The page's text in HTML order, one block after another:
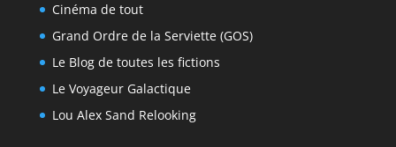
Cinéma de tout
Grand Ordre de la Serviette (GOS)
Le Blog de toutes les fictions
Le Voyageur Galactique
Lou Alex Sand Relooking